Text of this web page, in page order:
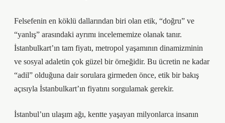
Felsefenin en köklü dallarından biri olan etik, “doğru” ve
“yanlış” arasındaki ayrımı incelememize olanak tanır.
İstanbulkart’ın tam fiyatı, metropol yaşamının dinamizminin
ve sosyal adaletin çok güzel bir örneğidir. Bu ücretin ne kadar
“adil” olduğuna dair sorulara girmeden önce, etik bir bakış
açısıyla İstanbulkart’ın fiyatını sorgulamak gerekir.
İstanbul’un ulaşım ağı, kentte yaşayan milyonlarca insanın